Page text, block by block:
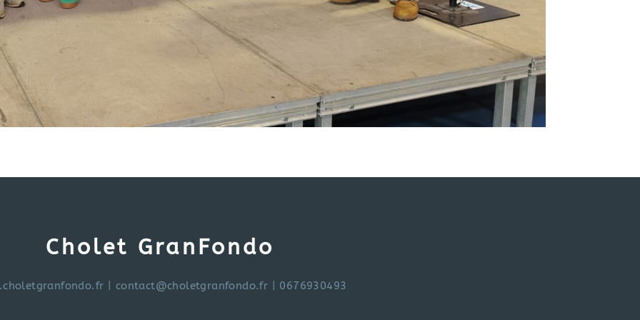
Cholet GranFondo
contact@choletgranfondo.fr | 0676930493